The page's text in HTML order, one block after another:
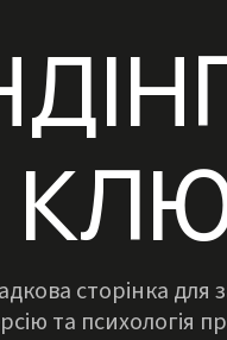
сторінка для
та психологія